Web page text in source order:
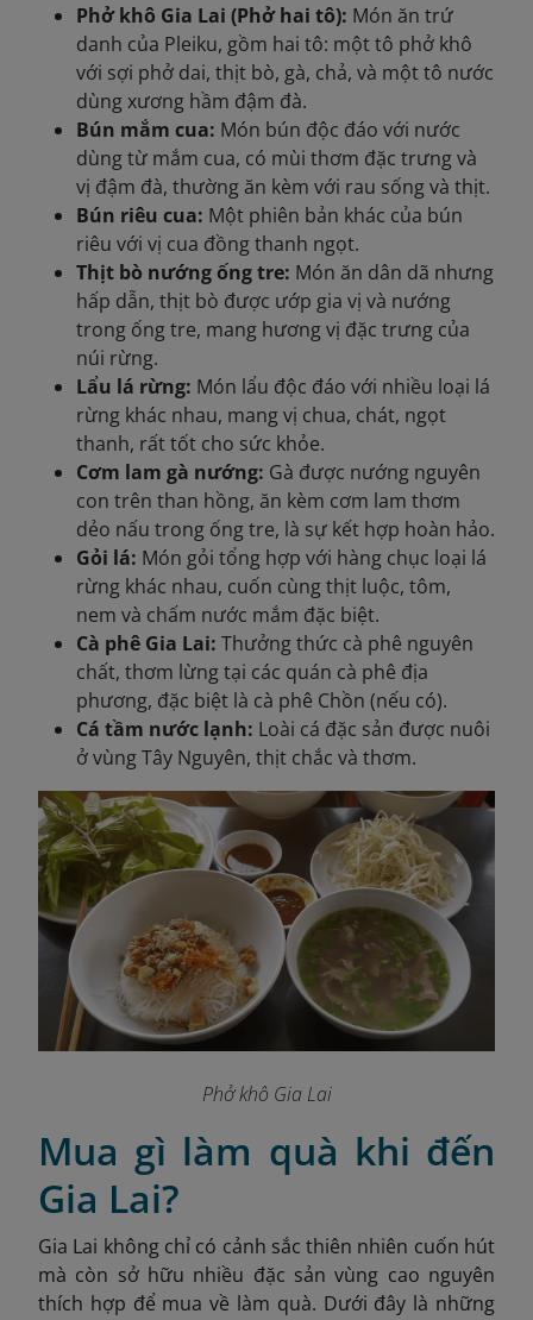
Phở khô Gia Lai (Phở hai tô): Món ăn trứ
danh của Pleiku, gồm hai tô: một tô phở khô
với sợi phở dai, thịt bò, gà, chả, và một tô nước
dùng xương hầm đậm đà.
Bún mắm cua: Món bún độc đáo với nước
dùng từ mắm cua, có mùi thơm đặc trưng và
vị đậm đà, thường ăn kèm với rau sống và thịt.
Bún riêu cua: Một phiên bản khác của bún
riêu với vị cua đồng thanh ngọt.
Thịt bò nướng ống tre: Món ăn dân dã nhưng
hấp dẫn, thịt bò được ướp gia vị và nướng
trong ống tre, mang hương vị đặc trưng của
núi rừng.
Lẩu lá rừng: Món lẩu độc đáo với nhiều loại lá
rừng khác nhau, mang vị chua, chát, ngọt
thanh, rất tốt cho sức khỏe.
Cơm lam gà nướng: Gà được nướng nguyên
con trên than hồng, ăn kèm cơm lam thơm
dẻo nấu trong ống tre, là sự kết hợp hoàn hảo.
Gỏi lá: Món gỏi tổng hợp với hàng chục loại lá
rừng khác nhau, cuốn cùng thịt luộc, tôm,
nem và chấm nước mắm đặc biệt.
Cà phê Gia Lai: Thưởng thức cà phê nguyên
chất, thơm lừng tại các quán cà phê địa
phương, đặc biệt là cà phê Chồn (nếu có).
Cá tầm nước lạnh: Loài cá đặc sản được nuôi
ở vùng Tây Nguyên, thịt chắc và thơm.
Phở khô Gia Lai
Mua gì làm quà khi đến
Gia Lai?
Gia Lai không chỉ có cảnh sắc thiên nhiên cuốn hút
mà còn sở hữu nhiều đặc sản vùng cao nguyên
thích hợp để mua về làm quà. Dưới đây là những